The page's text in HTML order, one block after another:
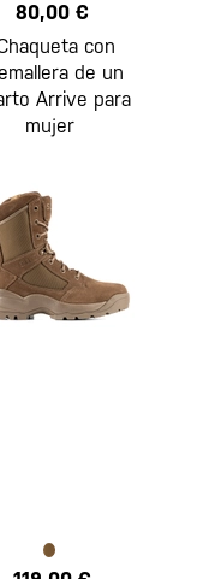
80,00 €
con
de un
Arrive para
mujer